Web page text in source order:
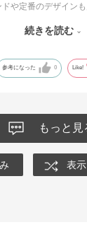
や定番のデザイン
星でした。写真で見
みたくて、彼におね
の指輪をはめさせて
最初から自分のため
考えられない」と心
続きを読む
参考になった 0 Like!
もっと見
表